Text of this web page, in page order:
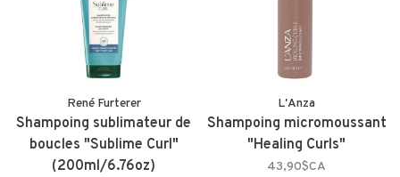
René Furterer
Shampoing sublimateur de
boucles "Sublime Curl"
(200ml/6.76oz)
L'Anza
Shampoing micromoussant
"Healing Curls"
43,90$CA